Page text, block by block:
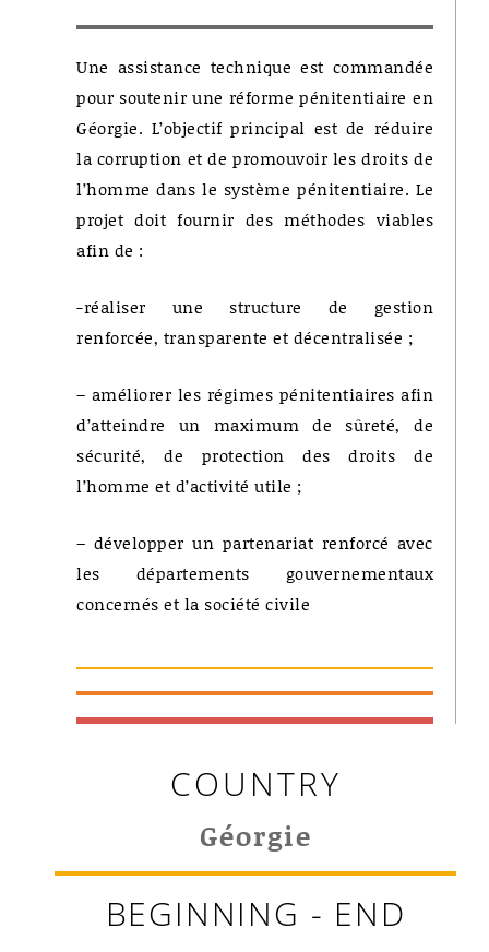
Une assistance technique est commandée
pour soutenir une réforme pénitentiaire en
Géorgie. L’objectif principal est de réduire
la corruption et de promouvoir les droits de
l’homme dans le système pénitentiaire. Le
projet doit fournir des méthodes viables
afin de :
-réaliser une structure de gestion
renforcée, transparente et décentralisée ;
– améliorer les régimes pénitentiaires afin
d’atteindre un maximum de sûreté, de
sécurité, de protection des droits de
l’homme et d’activité utile ;
– développer un partenariat renforcé avec
les départements gouvernementaux
concernés et la société civile
COUNTRY
Géorgie
BEGINNING - END